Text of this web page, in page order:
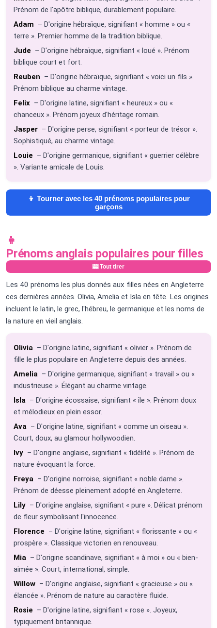
Prénom de l'apôtre biblique, durablement populaire.
Adam – D'origine hébraïque, signifiant « homme » ou «
terre ». Premier homme de la tradition biblique.
Jude – D'origine hébraïque, signifiant « loué ». Prénom
biblique court et fort.
Reuben – D'origine hébraïque, signifiant « voici un fils ».
Prénom biblique au charme vintage.
Felix – D'origine latine, signifiant « heureux » ou «
chanceux ». Prénom joyeux d'héritage romain.
Jasper – D'origine perse, signifiant « porteur de trésor ».
Sophistiqué, au charme vintage.
Louie – D'origine germanique, signifiant « guerrier célèbre
». Variante amicale de Louis.
👦 Tourner avec les 40 prénoms populaires pour
garçons
👧
Prénoms anglais populaires pour filles
🎰 Tout tirer
Les 40 prénoms les plus donnés aux filles nées en Angleterre
ces dernières années. Olivia, Amelia et Isla en tête. Les origines
incluent le latin, le grec, l'hébreu, le germanique et les noms de
la nature en vieil anglais.
Olivia – D'origine latine, signifiant « olivier ». Prénom de
fille le plus populaire en Angleterre depuis des années.
Amelia – D'origine germanique, signifiant « travail » ou «
industrieuse ». Élégant au charme vintage.
Isla – D'origine écossaise, signifiant « île ». Prénom doux
et mélodieux en plein essor.
Ava – D'origine latine, signifiant « comme un oiseau ».
Court, doux, au glamour hollywoodien.
Ivy – D'origine anglaise, signifiant « fidélité ». Prénom de
nature évoquant la force.
Freya – D'origine norroise, signifiant « noble dame ».
Prénom de déesse pleinement adopté en Angleterre.
Lily – D'origine anglaise, signifiant « pure ». Délicat prénom
de fleur symbolisant l'innocence.
Florence – D'origine latine, signifiant « florissante » ou «
prospère ». Classique victorien en renouveau.
Mia – D'origine scandinave, signifiant « à moi » ou « bien-
aimée ». Court, international, simple.
Willow – D'origine anglaise, signifiant « gracieuse » ou «
élancée ». Prénom de nature au caractère fluide.
Rosie – D'origine latine, signifiant « rose ». Joyeux,
typiquement britannique.